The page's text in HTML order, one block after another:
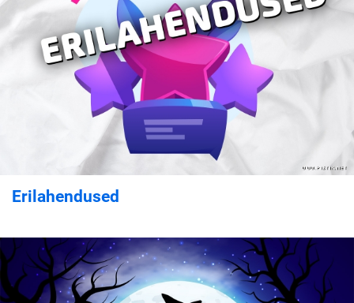
Erilahendused